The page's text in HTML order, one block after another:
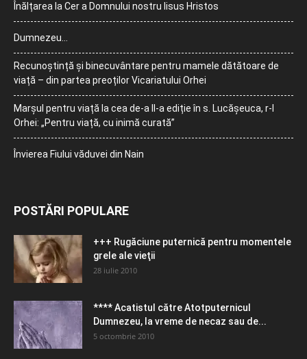
Înălțarea la Cer a Domnului nostru Iisus Hristos
Dumnezeu…
Recunoștință și binecuvântare pentru mamele dătătoare de
viață – din partea preoților Vicariatului Orhei
Marșul pentru viață la cea de-a II-a ediție în s. Lucășeuca, r-l
Orhei: „Pentru viață, cu inimă curată”
Învierea Fiului văduvei din Nain
POSTĂRI POPULARE
+++ Rugăciune puternică pentru momentele
grele ale vieţii
28 iulie 2010
**** Acatistul către Atotputernicul
Dumnezeu, la vreme de necaz sau de...
5 octombrie 2010